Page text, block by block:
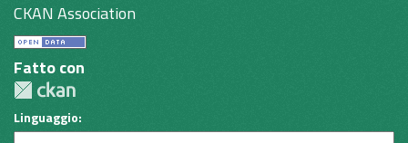
CKAN Association
Fatto con
Linguaggio